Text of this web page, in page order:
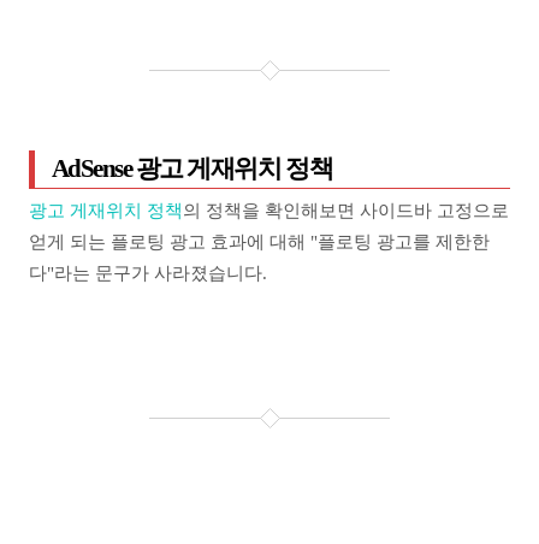
AdSense 광고 게재위치 정책
광고 게재위치 정책의 정책을 확인해보면 사이드바 고정으로
얻게 되는 플로팅 광고 효과에 대해 "플로팅 광고를 제한한
다"라는 문구가 사라졌습니다.